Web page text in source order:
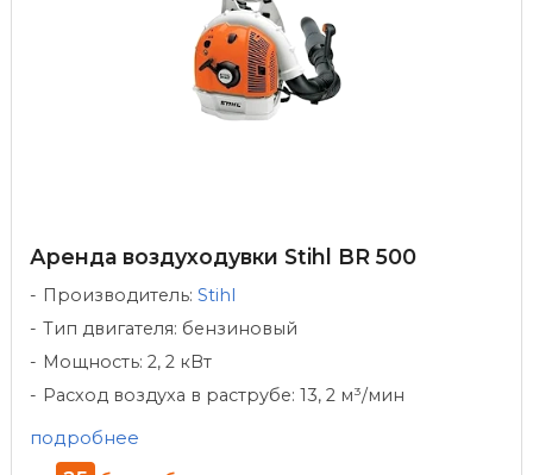
Аренда воздуходувки Stihl BR 500
Производитель: Stihl
Тип двигателя: бензиновый
Мощность: 2, 2 кВт
Расход воздуха в раструбе: 13, 2 м³/мин
подробнее